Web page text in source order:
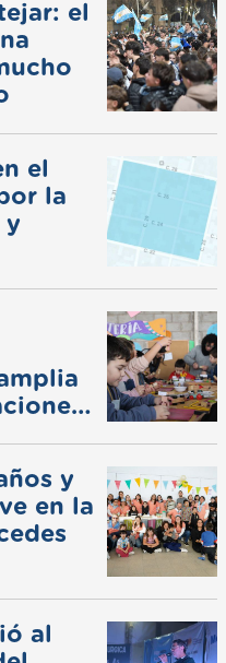
el
el
la
y
y
en la
al